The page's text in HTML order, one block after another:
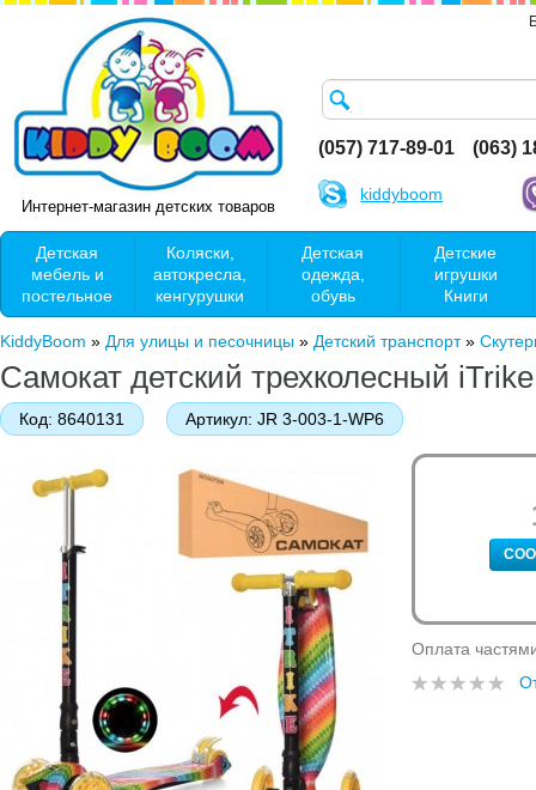
Интернет-магазин детских товаров
(057) 717-89-01 (063)
kiddyboom
Детская
мебель и
постельное
Коляски,
автокресла,
кенгурушки
Детская
одежда,
обувь
Детские
игрушки
Книги
KiddyBoom » Для улицы и песочницы » Детский транспорт »
Самокат детский трехколесный
Код: 8640131 Артикул: JR 3-003-1-WP6
Оплата